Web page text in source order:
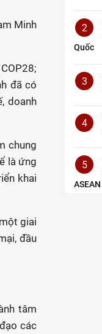
Minh
đã có
doanh
chung
là ứng
khai
giai
đầu
tâm
các
2
Quốc
3
4
5
ASEAN